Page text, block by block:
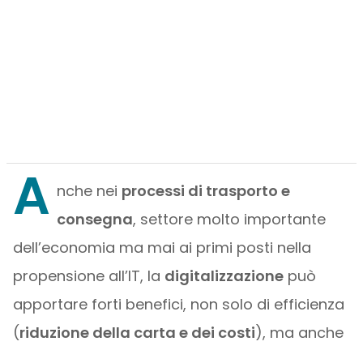
A nche nei processi di trasporto e
consegna, settore molto importante
dell’economia ma mai ai primi posti nella
propensione all’IT, la digitalizzazionepuò
apportare forti benefici, non solo di efficienza
(riduzione della carta e dei costi), ma anche